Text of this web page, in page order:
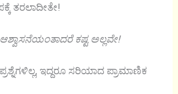
ತರಲಾದೀತೇ!
ಕಷ್ಟ ಅಲ್ಲವೇ!
ಇದ್ದರೂ ಸರಿಯಾದ ಪ್ರಾಮಾಣಿಕ